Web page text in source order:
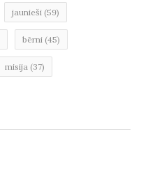
jaunieši (59)
bērni (45)
misija (37)